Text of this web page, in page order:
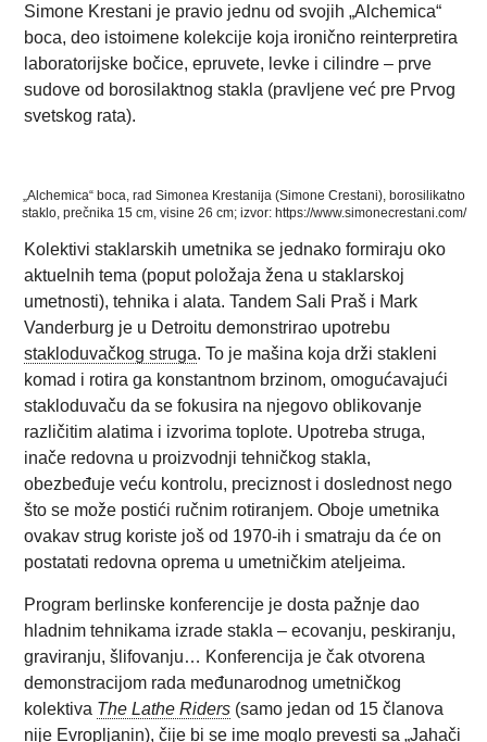
Simone Krestani je pravio jednu od svojih „Alchemica“
boca, deo istoimene kolekcije koja ironično reinterpretira
laboratorijske bočice, epruvete, levke i cilindre – prve
sudove od borosilaktnog stakla (pravljene već pre Prvog
svetskog rata).
„Alchemica“ boca, rad Simonea Krestanija (Simone Crestani), borosilikatno
staklo, prečnika 15 cm, visine 26 cm; izvor: https://www.simonecrestani.com/
Kolektivi staklarskih umetnika se jednako formiraju oko
aktuelnih tema (poput položaja žena u staklarskoj
umetnosti), tehnika i alata. Tandem Sali Praš i Mark
Vanderburg je u Detroitu demonstrirao upotrebu
stakloduvačkog struga. To je mašina koja drži stakleni
komad i rotira ga konstantnom brzinom, omogućavajući
stakloduvaču da se fokusira na njegovo oblikovanje
različitim alatima i izvorima toplote. Upotreba struga,
inače redovna u proizvodnji tehničkog stakla,
obezbeđuje veću kontrolu, preciznost i doslednost nego
što se može postići ručnim rotiranjem. Oboje umetnika
ovakav strug koriste još od 1970-ih i smatraju da će on
postatati redovna oprema u umetničkim ateljeima.
Program berlinske konferencije je dosta pažnje dao
hladnim tehnikama izrade stakla – ecovanju, peskiranju,
graviranju, šlifovanju… Konferencija je čak otvorena
demonstracijom rada međunarodnog umetničkog
kolektiva The Lathe Riders (samo jedan od 15 članova
nije Evropljanin), čije bi se ime moglo prevesti sa „Jahači